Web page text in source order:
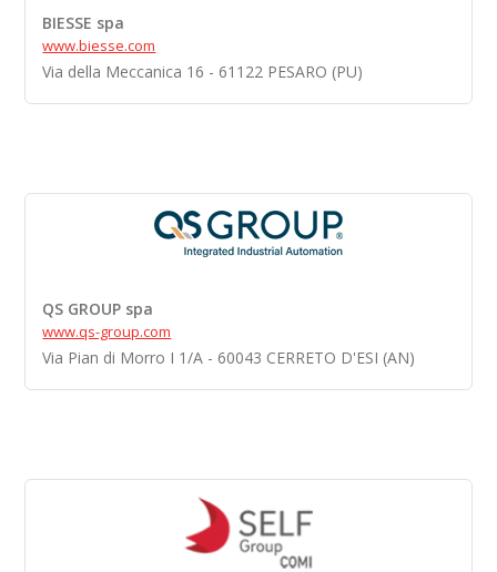
BIESSE spa
www.biesse.com
Via della Meccanica 16 - 61122 PESARO (PU)
QS GROUP spa
www.qs-group.com
Via Pian di Morro I 1/A - 60043 CERRETO D'ESI (AN)